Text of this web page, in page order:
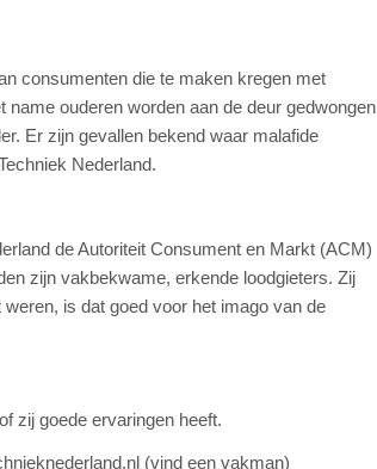
consumenten die te maken kregen met
name ouderen worden aan de deur gedwongen
Er zijn gevallen bekend waar malafide
Nederland.
de Autoriteit Consument en Markt (ACM)
zijn vakbekwame, erkende loodgieters. Zij
is dat goed voor het imago van de
zij goede ervaringen heeft.
(vind een vakman)